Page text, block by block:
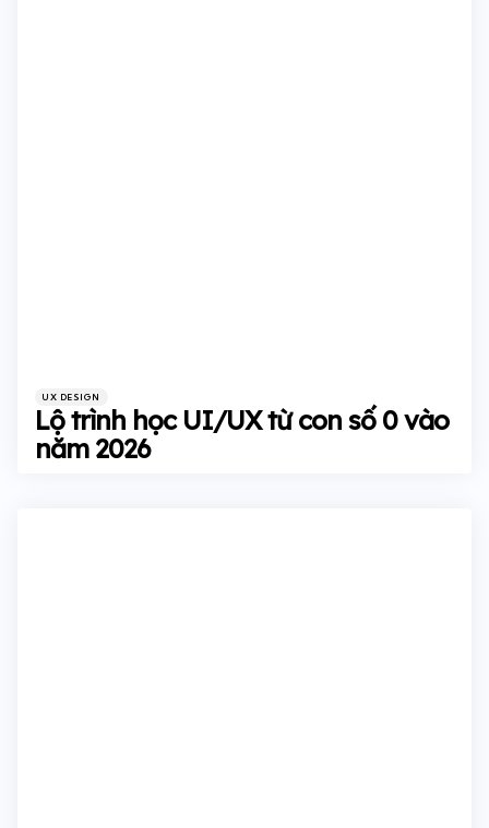
Categories
Posted
in
UX DESIGN
Lộ trình học UI/UX từ con số 0 vào
năm 2026